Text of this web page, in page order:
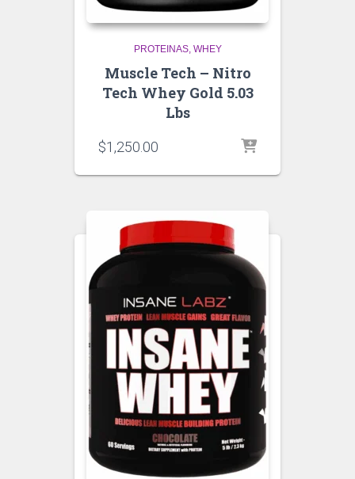
PROTEINAS WHEY
Muscle Tech – Nitro
Tech Whey Gold 5.03
Lbs
$1,250.00